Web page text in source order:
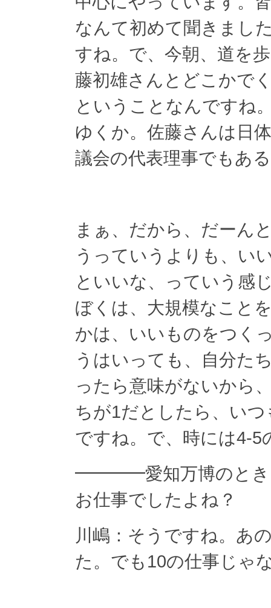
なんて初めて聞きまし
すね。で、今朝、道を
藤初雄さんとどこかで
ということなんですね
ゆくか。佐藤さんは日
議会の代表理事でもあ
まぁ、だから、だーん
うっていうよりも、い
といいな、っていう感
ぼくは、大規模なこと
かは、いいものをつく
うはいっても、自分た
ったら意味がないから
ちが1だとしたら、い
ですね。で、時には4-
━━━━愛知万博のとき
お仕事でしたよね？
川嶋：そうですね。あ
た。でも10の仕事じゃ